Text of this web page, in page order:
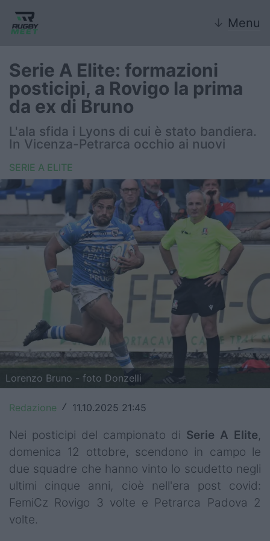
↓ Menu
Nazionale
Nazionali giovanili
FIR
Internazionale
6 Nazioni
United Rugby Championship
Top14
Premiership
Champions Cup
Challenge Cup
Super Rugby
Rugby in TV
Mercato
Serie A Elite
Serie A Elite: formazioni
posticipi, a Rovigo la prima
da ex di Bruno
L'ala sfida i Lyons di cui è stato bandiera.
In Vicenza-Petrarca occhio ai nuovi
SERIE A ELITE
Lorenzo Bruno - foto Donzelli
Redazione / 11.10.2025 21:45
Nei posticipi del campionato di Serie A Elite,
domenica 12 ottobre, scendono in campo le
due squadre che hanno vinto lo scudetto negli
ultimi cinque anni, cioè nell'era post covid:
FemiCz Rovigo 3 volte e Petrarca Padova 2
volte.